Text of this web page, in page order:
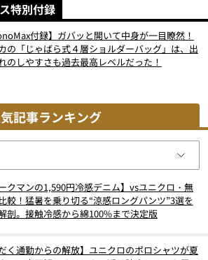
特別付録
付録】ガバッと開いて中身が一目瞭然！
の「じゃばら式４層ショルダーバッグ」は、出
のしやすさも過去最高レベルだった！
記事ランキング
ークマンの1,590円冷感デニム】vsユニクロ・無
較！猛暑を乗り切る“涼感ロングパンツ”3選を
剖。接触冷感から綿100%まで決定版
だく通勤からの解放】ユニクロのポロシャツが夏